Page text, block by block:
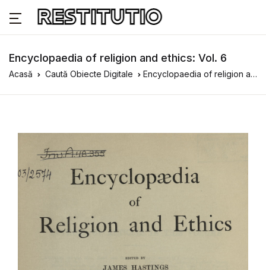
Encyclopaedia of religion and ethics: Vol. 6
Acasă Caută Obiecte Digitale Encyclopaedia of religion and ethics: Vol. 6